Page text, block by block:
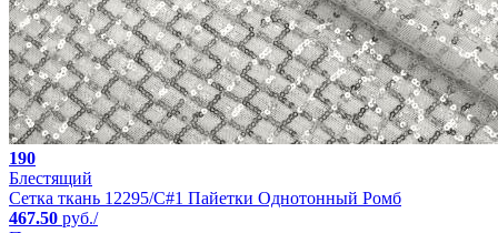
190
Блестящий
Сетка ткань 12295/C#1 Пайетки Однотонный Ромб
467.50 руб./